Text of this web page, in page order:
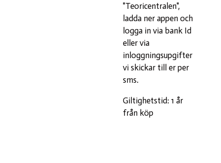
"Teoricentralen",
ladda ner appen och
logga in via bank Id
eller via
inloggningsupgifter
vi skickar till er per
sms.
Giltighetstid: 1 år
från köp